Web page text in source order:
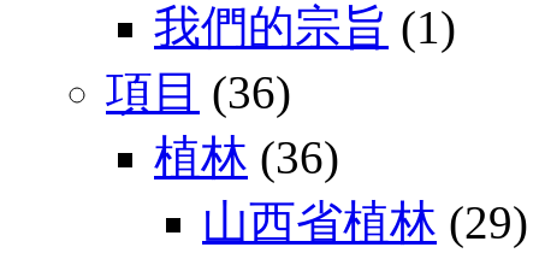
我們的宗旨 (1)
項目 (36)
植林 (36)
山西省植林 (29)